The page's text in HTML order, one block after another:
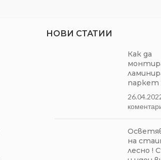
НОВИ СТАТИИ
Как да
паркет
на
лесно !